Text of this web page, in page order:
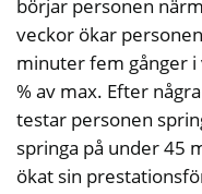
börjar personen
veckor ökar
minuter fem gånger i
% av max. Efter
testar personen
springa på under 45
ökat sin